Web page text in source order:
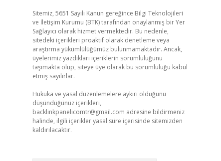
Sitemiz, 5651 Sayılı Kanun gereğince Bilgi Teknolojileri
ve İletişim Kurumu (BTK) tarafından onaylanmış bir Yer
Sağlayıcı olarak hizmet vermektedir. Bu nedenle,
sitedeki içerikleri proaktif olarak denetleme veya
araştırma yükümlülüğümüz bulunmamaktadır. Ancak,
üyelerimiz yazdıkları içeriklerin sorumluluğunu
taşımakta olup, siteye üye olarak bu sorumluluğu kabul
etmiş sayılırlar.
Hukuka ve yasal düzenlemelere aykırı olduğunu
düşündüğünüz içerikleri,
backlinkpanelicomtr@gmail.com adresine bildirmeniz
halinde, ilgili içerikler yasal süre içerisinde sitemizden
kaldırılacaktır.